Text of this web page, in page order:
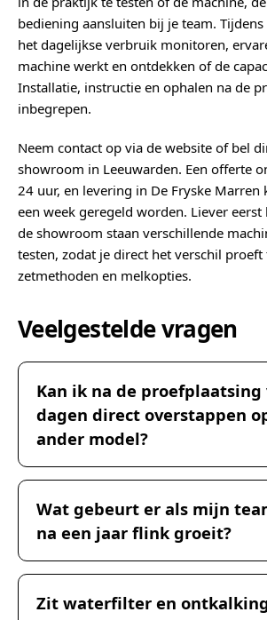
bediening aansluiten bij je team.
het dagelijkse verbruik monitoren,
machine werkt en ontdekken of de
Installatie, instructie en ophalen na de
inbegrepen.
Neem contact op via de website of bel
showroom in Leeuwarden. Een offerte
24 uur, en levering in De Fryske Marren
een week geregeld worden. Liever eerst
de showroom staan verschillende
testen, zodat je direct het verschil proeft
zetmethoden en melkopties.
Veelgestelde vragen
Kan ik na de proefplaatsing
dagen direct overstappen
ander model?
Wat gebeurt er als mijn
na een jaar flink groeit?
Zit waterfilter en